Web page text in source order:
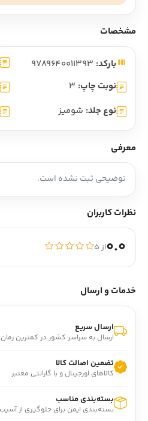
مشخصات
بارکد:
نوبت چاپ: 3
نوع جلد: شومیز
معرفی
توضیحی ثبت نشده است.
نظرات کاربران
0.0از ۵
خدمات و ارسال
ارسال سریع
ارسال به سراسر کشور در کمترین زمان
تضمین اصالت کالا
کالاهای اورجینال و با گارانتی معتبر
بسته‌بندی مناسب
بسته‌بندی ایمن برای جلوگیری از آسیب